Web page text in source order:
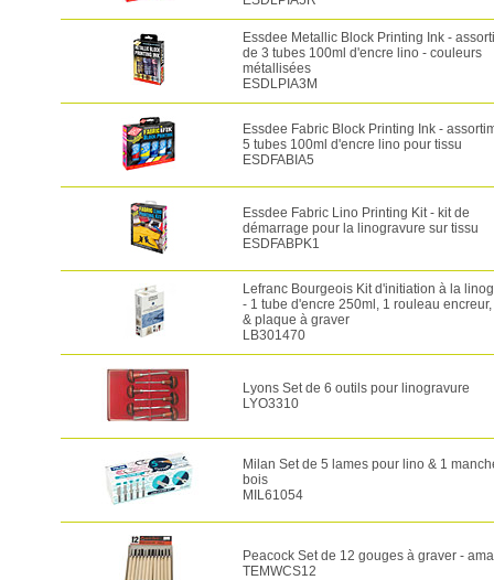
Essdee Metallic Block Printing Ink -
de 3 tubes 100ml d'encre lino - couleurs
métallisées
ESDLPIA3M
Essdee Fabric Block Printing Ink -
5 tubes 100ml d'encre lino pour tissu
ESDFABIA5
Essdee Fabric Lino Printing Kit - kit de
démarrage pour la linogravure sur tissu
ESDFABPK1
Lefranc Bourgeois Kit d'initiation à la
- 1 tube d'encre 250ml, 1 rouleau
& plaque à graver
LB301470
Lyons Set de 6 outils pour linogravure
LYO3310
Milan Set de 5 lames pour lino & 1
bois
MIL61054
Peacock Set de 12 gouges à graver -
TEMWCS12